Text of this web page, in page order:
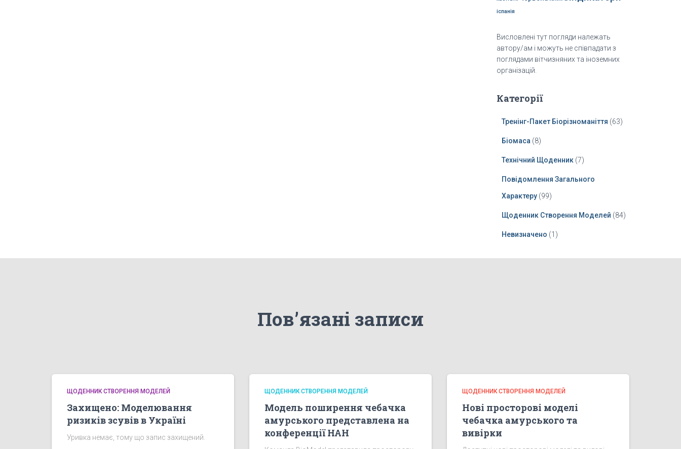
іспанія
Висловлені тут погляди належать
автору/ам і можуть не співпадати з
поглядами вітчизняних та іноземних
організацій.
Категорії
Тренінг-Пакет Біорізноманіття (63)
Біомаса (8)
Технічний Щоденник(7)
Повідомлення Загального
Характеру(99)
Щоденник Створення Моделей (84)
Невизначено (1)
Пов’язані записи
ЩОДЕННИК СТВОРЕННЯ МОДЕЛЕЙ
Захищено: Моделювання
ризиків зсувів в Україні
Уривка немає, тому що запис захищений.
ЩОДЕННИК СТВОРЕННЯ МОДЕЛЕЙ
Модель поширення чебачка
амурського представлена на
конференції НАН
ЩОДЕННИК СТВОРЕННЯ МОДЕЛЕЙ
Нові просторові моделі
чебачка амурського та
вивірки